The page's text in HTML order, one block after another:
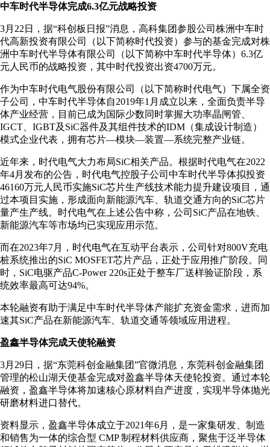
中车时代半导体完成6.3亿元战略投资
3月22日，据“科创板日报”消息，高科集团参股公司株洲中车时
代高新投资有限公司（以下简称时代投资）参与的基金完成对株
洲中车时代半导体有限公司（以下简称中车时代半导体）6.3亿
元人民币的战略投资，其中时代投资出资4700万元。
作为中车时代电气股份有限公司（以下简称时代电气）下属全资
子公司，中车时代半导体自2019年1月成立以来，全面负责半导
体产业经营，目前已成为国际少数同时掌握大功率晶闸管、
IGCT、IGBT及SiC器件及其组件技术的IDM（集成设计制造）
模式企业代表，拥有芯片—模块—装置—系统完整产业链。
近年来，时代电气大力布局SiC相关产品。根据时代电气在2022
年4月发布的公告，时代电气控股子公司中车时代半导体拟投资
46160万元人民币实施SiC芯片生产线技术能力提升建设项目，通
过本项目实施，形成面向新能源汽车、轨道交通方向的SiC芯片
量产生产线。时代电气在上述公告中称，公司SiC产品在地铁、
新能源汽车等市场均已实现应用示范。
而在2023年7月，时代电气在互动平台表示，公司针对800V充电
桩系统推出的SiC MOSFET芯片产品，正处于应用推广阶段。同
时，SiC电驱产品C-Power 220s正处于整车厂送样验证阶段，系
统效率最高可达94%。
本轮融资有助于满足中车时代半导体产能扩充资金需求，进而加
速其SiC产品在新能源汽车、轨道交通等领域应用进程。
盈鑫半导体完成天使轮融资
3月29日，据“东莞科创金融集团”官微消息，东莞科创金融集团
管理的松山湖天使基金完成对盈鑫半导体天使轮投资。通过本轮
融资，盈鑫半导体将加速核心原材料自产进度，实现半导体抛光
研磨材料进口替代。
资料显示，盈鑫半导体成立于2021年6月，是一家集研发、制造
和销售为一体的综合型 CMP 制程材料供应商，聚焦于泛半导体